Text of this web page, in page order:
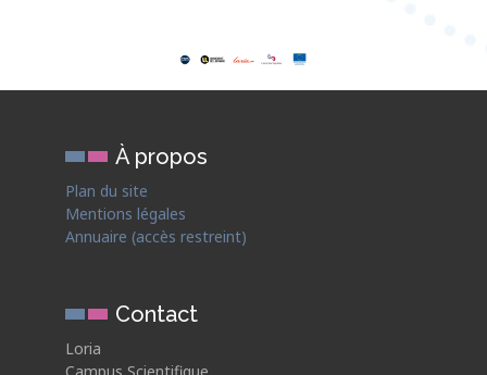
À propos
Plan du site
Mentions légales
Annuaire (accès restreint)
Contact
Loria